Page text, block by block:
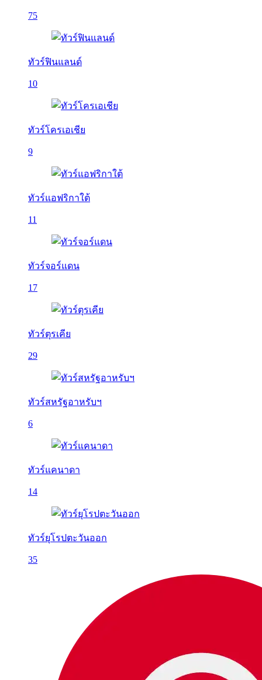
75
ทัวร์ฟินแลนด์
10
ทัวร์โครเอเชีย
9
ทัวร์แอฟริกาใต้
11
ทัวร์จอร์แดน
17
ทัวร์ตุรเคีย
29
ทัวร์สหรัฐอาหรับฯ
6
ทัวร์แคนาดา
14
ทัวร์ยุโรปตะวันออก
35